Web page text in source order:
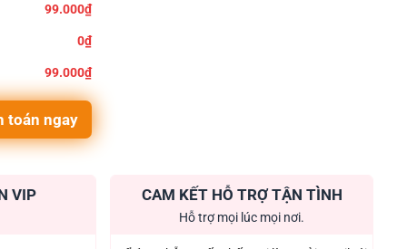
99.000₫
0₫
99.000₫
toán ngay
VIP CAM KẾT HỖ TRỢ TẬN TÌNH
Hỗ trợ mọi lúc mọi nơi.